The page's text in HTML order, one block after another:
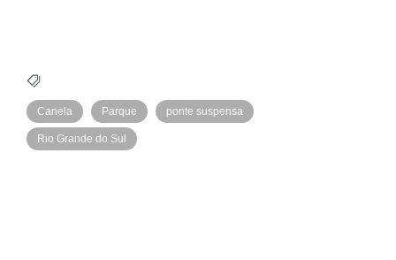
Canela Parque ponte suspensa
Rio Grande do Sul